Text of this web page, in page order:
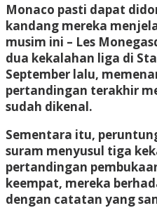
Monaco pasti dapat
kandang mereka
musim ini – Les
dua kekalahan liga di
September lalu,
pertandingan terakhir
sudah dikenal.
Sementara itu,
suram menyusul tiga
pertandingan
keempat, mereka
dengan catatan yang